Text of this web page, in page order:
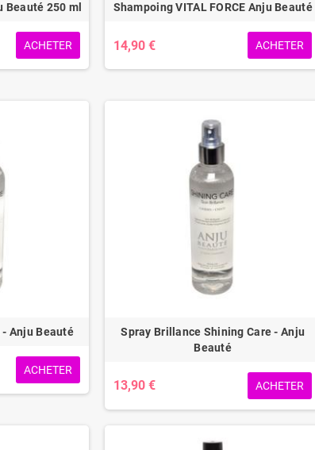
Beauté 250 ml
ACHETER
Shampoing VITAL FORCE Anju Beauté
14,90 € ACHETER
Anju Beauté
ACHETER
Spray Brillance Shining Care - Anju
Beauté
13,90 € ACHETER